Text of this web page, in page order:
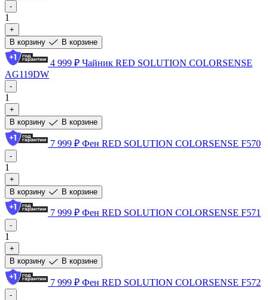
-
1
+
В корзину
В корзине
4 999 ₽ Чайник RED SOLUTION COLORSENSE
AG119DW
-
1
+
В корзину
В корзине
7 999 ₽ Фен RED SOLUTION COLORSENSE F570
-
1
+
В корзину
В корзине
7 999 ₽ Фен RED SOLUTION COLORSENSE F571
-
1
+
В корзину
В корзине
7 999 ₽ Фен RED SOLUTION COLORSENSE F572
-